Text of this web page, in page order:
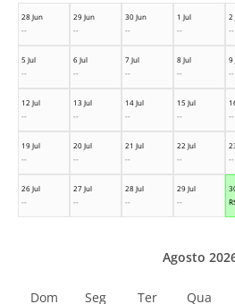
28 Jun
--
29 Jun
--
30 Jun
--
1 Jul
--
2
--
5 Jul
--
6 Jul
--
7 Jul
--
8 Jul
--
9
--
12 Jul
--
13 Jul
--
14 Jul
--
15 Jul
--
--
19 Jul
--
20 Jul
--
21 Jul
--
22 Jul
--
--
26 Jul
--
27 Jul
--
28 Jul
--
29 Jul
--
Agosto
Dom Seg Ter Qua